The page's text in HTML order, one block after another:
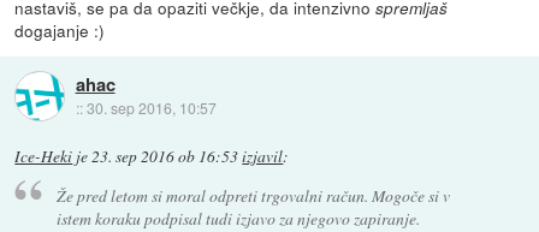
nastaviš, se pa da opaziti večkje, da intenzivnospremljaš
dogajanje :)
ahac
::30. sep 2016, 10:57
Ice-Heki je23. sep 2016 ob 16:53izjavil:
Že pred letom si moral odpreti trgovalni račun. Mogoče si v
istem koraku podpisal tudi izjavo za njegovo zapiranje.